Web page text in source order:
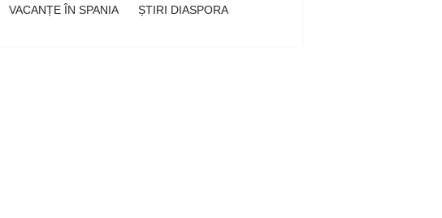
VACANȚE ÎN SPANIA
ȘTIRI DIASPORA